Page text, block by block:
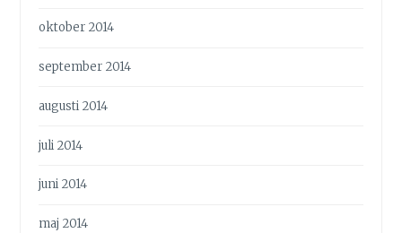
oktober 2014
september 2014
augusti 2014
juli 2014
juni 2014
maj 2014